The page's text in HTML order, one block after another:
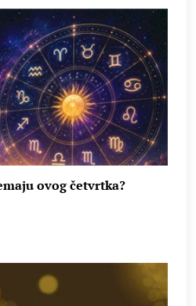
ovog četvrtka?